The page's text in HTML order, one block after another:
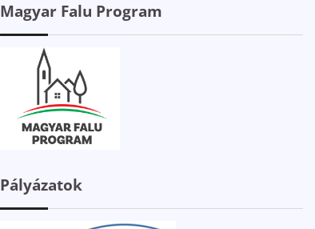
Magyar Falu Program
Pályázatok